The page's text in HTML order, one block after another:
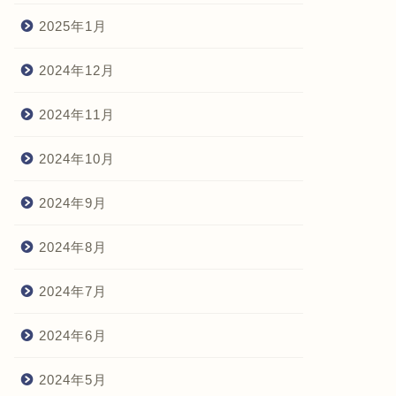
2025年1月
2024年12月
2024年11月
2024年10月
2024年9月
2024年8月
2024年7月
2024年6月
2024年5月